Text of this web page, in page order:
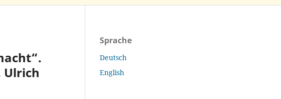
Ulrich
Sprache
Deutsch
English